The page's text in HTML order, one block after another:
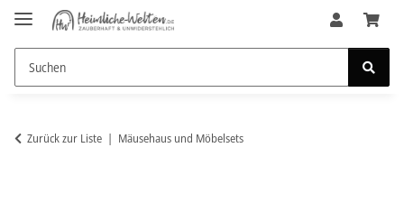
Zurück zur Liste Mäusehaus und Möbelsets